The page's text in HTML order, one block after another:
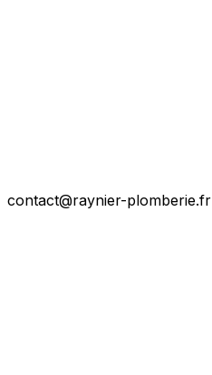
contact@raynier-plomberie.fr